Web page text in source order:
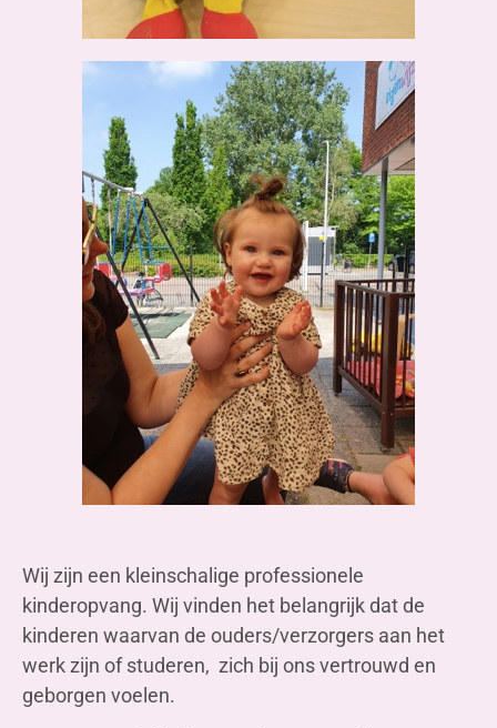
Wij zijn een kleinschalige professionele
kinderopvang. Wij vinden het belangrijk dat de
kinderen waarvan de ouders/verzorgers aan het
werk zijn of studeren, zich bij ons vertrouwd en
geborgen voelen.